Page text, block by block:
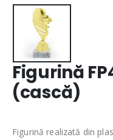
Figurină
(cască)
Figurină realizată din